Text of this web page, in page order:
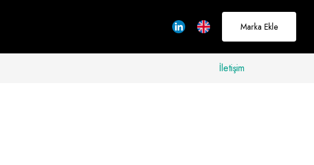
Marka Ekle
İletişim